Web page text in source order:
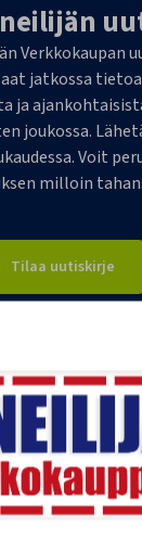
Verkkokaupan
jatkossa
ja
joukossa.
Voit
milloin
Tilaa uutiskirje